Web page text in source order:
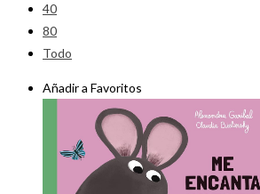
40
80
Todo
Añadir a Favoritos